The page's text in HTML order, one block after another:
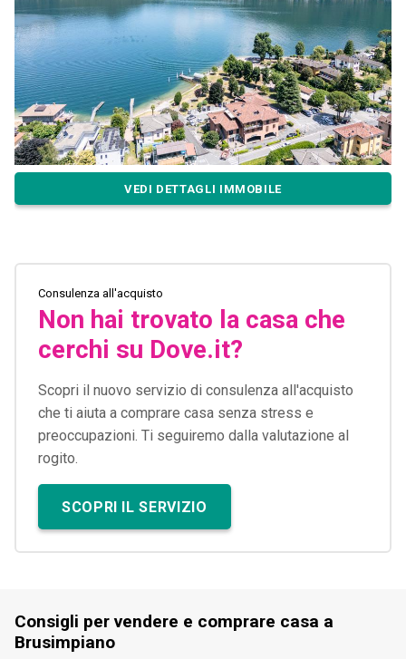
VEDI DETTAGLI IMMOBILE
Consulenza all'acquisto
Non hai trovato la casa che
cerchi su Dove.it?
Scopri il nuovo servizio di consulenza all'acquisto
che ti aiuta a comprare casa senza stress e
preoccupazioni. Ti seguiremo dalla valutazione al
rogito.
SCOPRI IL SERVIZIO
Consigli per vendere e comprare casa a
Brusimpiano